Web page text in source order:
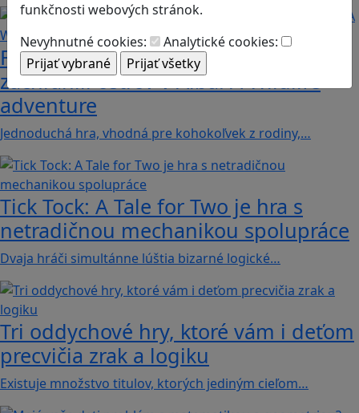
funkčnosti webových stránok.
Nevyhnutné cookies:
Analytické cookies:
Fotografujte zvieratká, aby ste
zachránili ostrov v Alba: A Wildlife
adventure
Jednoduchá hra, vhodná pre kohokoľvek z rodiny,…
Tick Tock: A Tale for Tw‪o je hra s
netradičnou mechanikou spolupráce
Dvaja hráči simultánne lúštia bizarné logické…
Tri oddychové hry, ktoré vám i deťom
precvičia zrak a logiku
Existuje množstvo titulov, ktorých jediným cieľom…